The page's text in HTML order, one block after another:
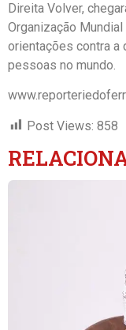
Direita Volver,
Organização
orientações contra a
pessoas no mundo.
Post Views: 858